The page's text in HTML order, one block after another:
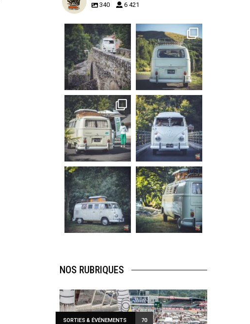
340 6 421
becombi
Sep 15
219
3
becombi
Sep 12
216
3
becombi
Sep 10
220
4
becombi
Août 10
177
becombi
Août 10
120
0
becombi
Août 10
108
0
NOS RUBRIQUES
SORTIES & ÉVÉNEMENTS 70